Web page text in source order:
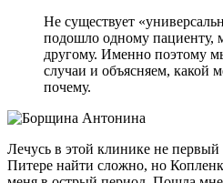
Не существует
подошло одному пациенту,
другому. Именно поэтому
случаи и объясняем, какой
почему.
Лечусь в этой клинике не
Питере найти сложно, но